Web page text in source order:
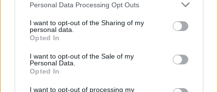
Personal Data Processing Opt Outs
I want to opt-out of the Sharing of my
personal data.
Opted In
I want to opt-out of the Sale of my
Personal Data.
Opted In
I want to opt-out of processing my
κατευθύνει, καθοδηγεί και, το κυριότερο,
ενώνει. Ενώνει επιστήμονες, δομές,
οικογένειες και ασθενείς σε έναν κοινό
απέναντι στο άγνωστο της ασθένειας»,
εξήγησε στο
υπεύθυνη του έργου,Ελίνα Μιαούλη